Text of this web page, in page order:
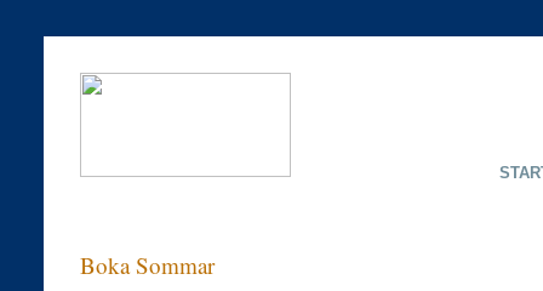
Boka Sommar